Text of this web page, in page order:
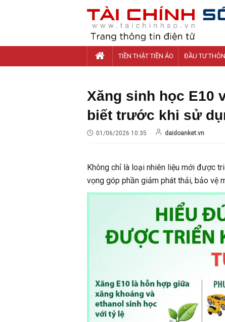
TIỀN THẬT TIỀN ẢO ĐẦU TƯ
Xăng sinh học E10
biết trước khi sử
01/06/2026 10:35 daidoanket.vn
Không chỉ là loại nhiên liệu mới được
vọng góp phần giảm phát thải, bảo vệ